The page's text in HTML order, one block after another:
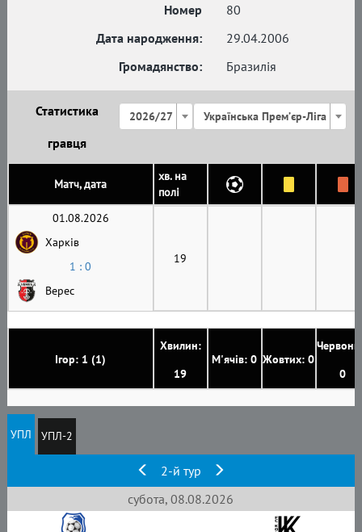
Номер
80
Дата народження:
29.04.2006
Громадянство:
Бразилія
Статистика
гравця
2026/27 Українська Премʼєр-Ліга
Матч, дата
хв. на
полі
Ігор: 1 (1)
Хвилин:
19
М'ячів: 0 Жовтих: 0
0
01.08.2026
Харків
1 : 0
Верес
19
УПЛ УПЛ-2
2-й тур
субота, 08.08.2026